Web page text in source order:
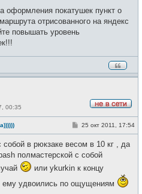
щ
е
оформления покатушек пункт о
отрисованного на яндекс
повышать уровень
в
с
00:35
С
б
щ
н
е
25 окт 2011, 17:54
в рюкзаке весом в 10 кг , да
полмастерской с собой
или ykurkin к концу
ему удвоились по ощущениям